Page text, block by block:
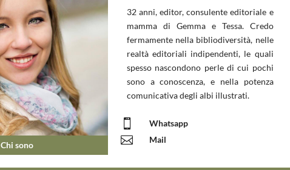
Chi sono
32 anni, editor, consulente editoriale e
mamma di Gemma e Tessa. Credo
fermamente nella bibliodiversità, nelle
realtà editoriali indipendenti, le quali
spesso nascondono perle di cui pochi
sono a conoscenza, e nella potenza
comunicativa degli albi illustrati.
 Whatsapp
 Mail